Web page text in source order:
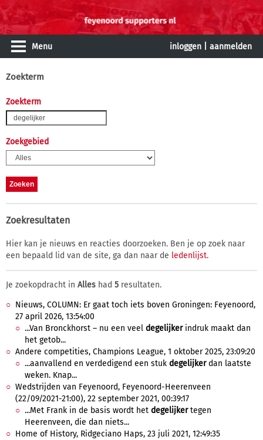
Menu inloggen aanmelden
Zoekterm
Zoekterm
Zoekgebied
Zoekresultaten
Hier kan je nieuws en reacties doorzoeken. Ben je op zoek naar
een bepaald lid van de site, ga dan naar de ledenlijst.
Je zoekopdracht in Alles had 5 resultaten.
Nieuws, COLUMN: Er gaat toch iets boven Groningen: Feyenoord,
27 april 2026, 13:54:00
...Van Bronckhorst – nu een veel degelijkerindruk maakt dan
het getob...
Andere competities, Champions League, 1 oktober 2025, 23:09:20
...aanvallend en verdedigend een stuk degelijkerdan laatste
weken. Knap...
Wedstrijden van Feyenoord, Feyenoord-Heerenveen
(22/09/2021-21:00), 22 september 2021, 00:39:17
...Met Frank in de basis wordt het degelijkertegen
Heerenveen, die dan niets...
Home of History, Ridgeciano Haps, 23 juli 2021, 12:49:35